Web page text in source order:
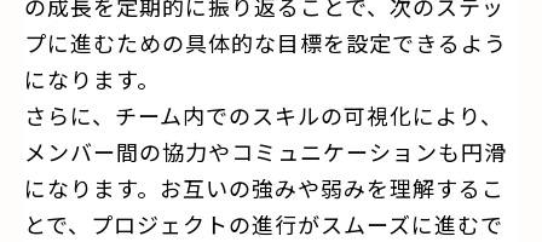
プに進むための具体的な目標を設定できるよう
になります。
さらに、チーム内でのスキルの可視化により、
メンバー間の協力やコミュニケーションも円滑
になります。お互いの強みや弱みを理解するこ
とで、プロジェクトの進行がスムーズに進むで